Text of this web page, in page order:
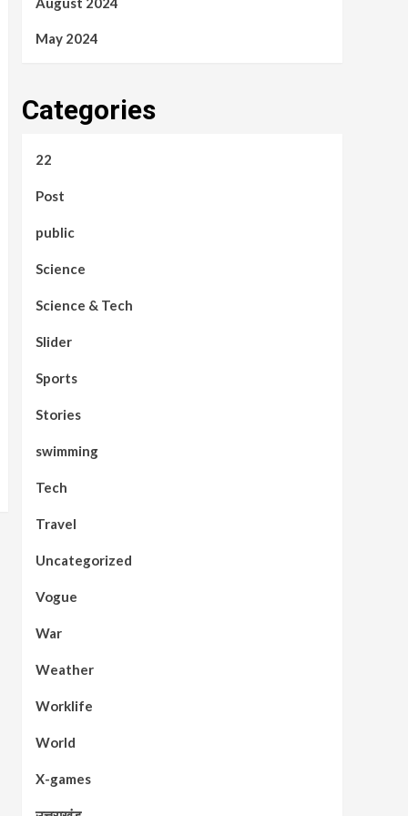
May 2024
Categories
22
Post
public
Science
Science & Tech
Slider
Sports
Stories
swimming
Tech
Travel
Uncategorized
Vogue
War
Weather
Worklife
World
X-games